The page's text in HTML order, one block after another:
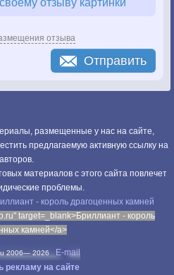
отзыва
Отправить
размещенные у нас на сайте,
предлагаемую активную ссылку на
авторов.
материалов с этого сайта повлечет
проблемы.
- король драгоценных камней
target=_blank>Бриллиант - король
камней</a>
2006— 2026
E-mail
рекламу на сайте